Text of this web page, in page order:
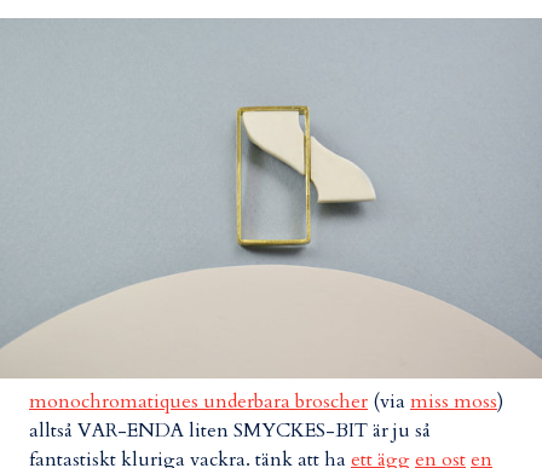
monochromatiques underbara broscher (via miss moss)
alltså VAR-ENDA liten SMYCKES-BIT är ju så
fantastiskt kluriga vackra. tänk att ha ett äggen osten